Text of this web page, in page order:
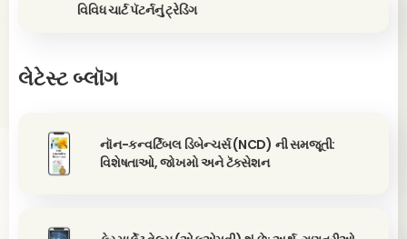
વિવિધ ચાર્ટ પૅટર્નનું ટ્રેડિંગ
લેટેસ્ટ બ્લૉગ
નૉન-કન્વર્ટિબલ ડિબેન્ચર્સ (NCD) ની સમજૂતી:
વિશેષતાઓ, જોખમો અને ટૅક્સેશન